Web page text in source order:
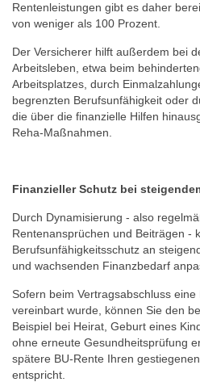
Rentenleistungen gibt es daher
von weniger als 100 Prozent.
Der Versicherer hilft außerdem bei
Arbeitsleben, etwa beim
Arbeitsplatzes, durch
begrenzten Berufsunfähigkeit oder
die über die finanzielle Hilfen
Reha-Maßnahmen.
Finanzieller Schutz bei
Durch Dynamisierung - also
Rentenansprüchen und Beiträgen -
Berufsunfähigkeitsschutz an
und wachsenden Finanzbedarf
Sofern beim Vertragsabschluss
vereinbart wurde, können Sie den
Beispiel bei Heirat, Geburt eines
ohne erneute Gesundheitsprüfung
spätere BU-Rente Ihren
entspricht.